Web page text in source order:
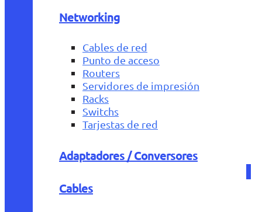
Networking
Cables de red
Punto de acceso
Routers
Servidores de impresión
Racks
Switchs
Tarjestas de red
Adaptadores / Conversores
Cables